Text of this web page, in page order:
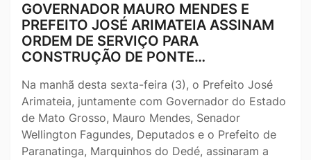
GOVERNADOR MAURO MENDES E
PREFEITO JOSÉ ARIMATEIA ASSINAM
ORDEM DE SERVIÇO PARA
CONSTRUÇÃO DE PONTE…
Na manhã desta sexta-feira (3), o Prefeito José
Arimateia, juntamente com Governador do Estado
de Mato Grosso, Mauro Mendes, Senador
Wellington Fagundes, Deputados e o Prefeito de
Paranatinga, Marquinhos do Dedé, assinaram a